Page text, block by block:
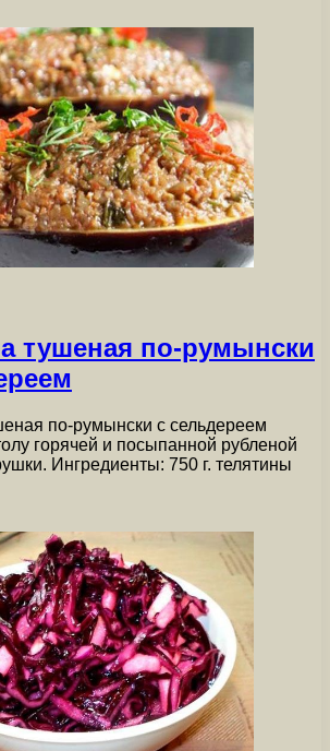
тушеная по-румынски
по-румынски с сельдереем
горячей и посыпанной рубленой
Ингредиенты: 750 г. телятины